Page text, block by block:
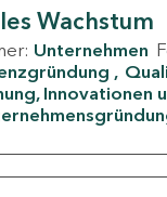
Wachstum
Unternehmen
Innovationen